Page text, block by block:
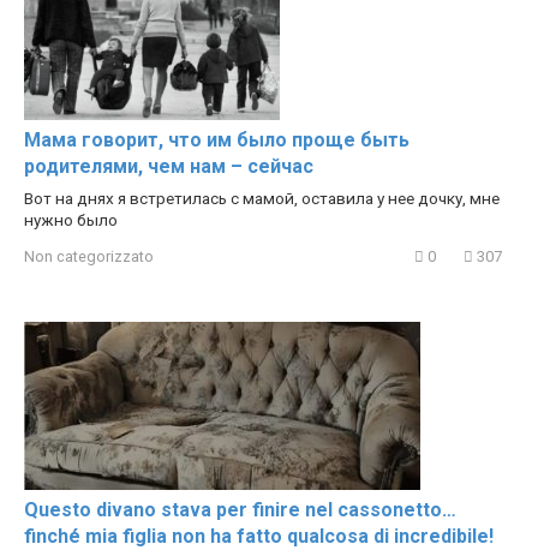
Мама говорит, что им было проще быть
родителями, чем нам – сейчас
Вот на днях я встретилась с мамой, оставила у нее дочку, мне
нужно было
Non categorizzato 0 307
Questo divano stava per finire nel cassonetto…
finché mia figlia non ha fatto qualcosa di incredibile!